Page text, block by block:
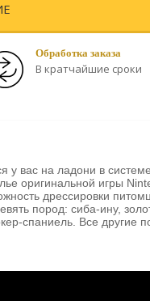
Обработка заказа
В кратчайшие сроки
вас на ладони в
оригинальной игры
дрессировки
пород: сиба-ину,
спаниель. Все другие